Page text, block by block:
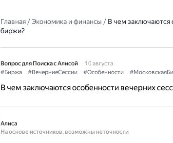
Главная/Экономика и финансы / В чем заключаются
биржи?
Вопрос для Поиска с Алисой
10 августа
#Биржа
#ВечерниеСессии #Особенности
В чем заключаются особенности вечерних
Алиса
На основе источников, возможны неточности